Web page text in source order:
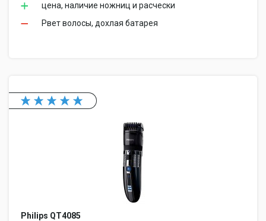
цена, наличие ножниц и расчески
Рвет волосы, дохлая батарея
Philips QT4085